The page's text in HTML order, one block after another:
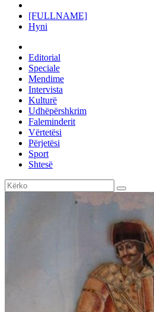
[FULLNAME]
Hyni
Editorial
Speciale
Mendime
Intervista
Kulturë
Udhëpërshkrim
Faleminderit
Vërtetësi
Përjetësi
Sport
Shtesë